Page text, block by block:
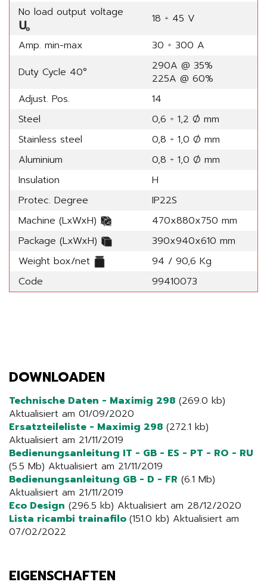
No load output voltage
18 ÷ 45 V
Amp. min-max
30 ÷ 300 A
Duty Cycle 40°
290A @ 35%
225A @ 60%
Adjust. Pos.
14
Steel
0,6 ÷ 1,2 Ø mm
Stainless steel
0,8 ÷ 1,0 Ø mm
Aluminium
0,8 ÷ 1,0 Ø mm
Insulation
H
Protec. Degree
IP22S
Machine (LxWxH)
470x880x750 mm
Package (LxWxH)
390x940x610 mm
Weight box/net
94 / 90,6 Kg
Code
99410073
DOWNLOADEN
Technische Daten - Maximig 298 (269.0 kb)
Aktualisiert am 01/09/2020
Ersatzteileliste - Maximig 298 (272.1 kb)
Aktualisiert am 21/11/2019
Bedienungsanleitung IT - GB - ES - PT - RO - RU
(5.5 Mb) Aktualisiert am 21/11/2019
Bedienungsanleitung GB - D - FR (6.1 Mb)
Aktualisiert am 21/11/2019
Eco Design (296.5 kb) Aktualisiert am 28/12/2020
Lista ricambi trainafilo (151.0 kb) Aktualisiert am
07/02/2022
EIGENSCHAFTEN